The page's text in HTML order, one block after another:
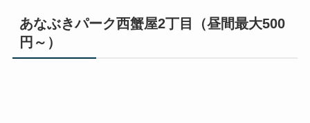
あなぶきパーク西蟹屋2丁目（昼間最大500
円～）